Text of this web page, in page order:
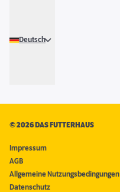
Deutsch
©2026 DAS FUTTERHAUS
Impressum
AGB
Allgemeine Nutzungsbedingungen
Datenschutz